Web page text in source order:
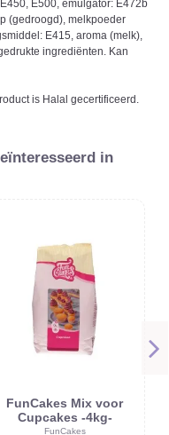
E500, emulgator: E472b
(gedroogd), melkpoeder
E415, aroma (melk),
ingrediënten. Kan
is Halal gecertificeerd.
in
FunCakes Mix voor
Cupcakes -4kg-
FunCakes